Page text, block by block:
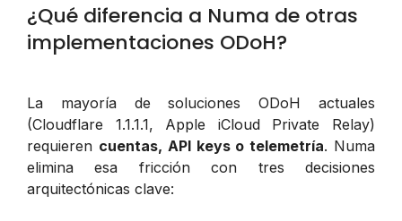
¿Qué diferencia a Numa de otras
implementaciones ODoH?
La mayoría de soluciones ODoH actuales
(Cloudflare 1.1.1.1, Apple iCloud Private Relay)
requieren cuentas, API keys o telemetría. Numa
elimina esa fricción con tres decisiones
arquitectónicas clave: